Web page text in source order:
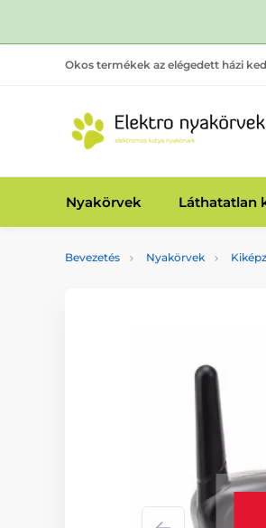
Okos termékek az elégedett házi
Nyakörvek Láthatatlan
Bevezetés Nyakörvek